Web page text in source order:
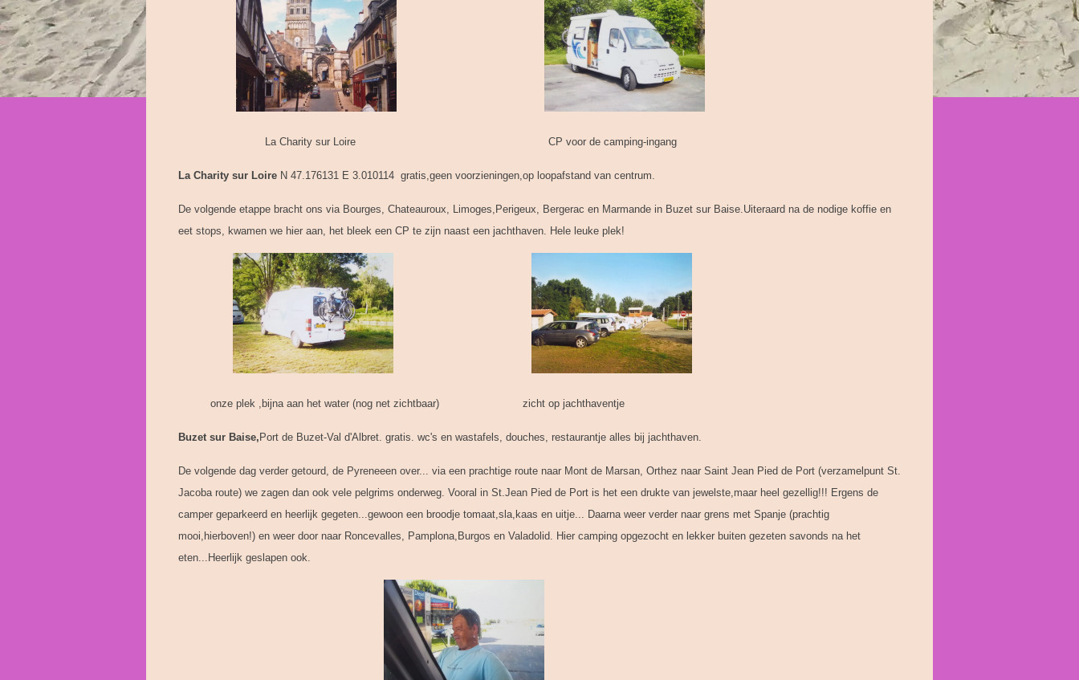
La Charity sur Loire CP voor de camping-ingang
La Charity sur Loire N 47.176131 E 3.010114 gratis,geen voorzieningen,op loopafstand van centrum.
De volgende etappe bracht ons via Bourges, Chateauroux, Limoges,Perigeux, Bergerac en Marmande in Buzet sur Baise.Uiteraard na de nodige koffie en
eet stops, kwamen we hier aan, het bleek een CP te zijn naast een jachthaven. Hele leuke plek!
onze plek ,bijna aan het water (nog net zichtbaar) zicht op jachthaventje
Buzet sur Baise, Port de Buzet-Val d'Albret. gratis. wc's en wastafels, douches, restaurantje alles bij jachthaven.
De volgende dag verder getourd, de Pyreneeen over... via een prachtige route naar Mont de Marsan, Orthez naar Saint Jean Pied de Port (verzamelpunt St.
Jacoba route) we zagen dan ook vele pelgrims onderweg. Vooral in St.Jean Pied de Port is het een drukte van jewelste,maar heel gezellig!!! Ergens de
camper geparkeerd en heerlijk gegeten...gewoon een broodje tomaat,sla,kaas en uitje... Daarna weer verder naar grens met Spanje (prachtig
mooi,hierboven!) en weer door naar Roncevalles, Pamplona,Burgos en Valadolid. Hier camping opgezocht en lekker buiten gezeten savonds na het
eten...Heerlijk geslapen ook.